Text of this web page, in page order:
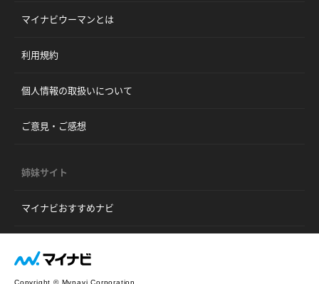
マイナビウーマンとは
利用規約
個人情報の取扱いについて
ご意見・ご感想
姉妹サイト
マイナビおすすめナビ
Copyright © Mynavi Corporation